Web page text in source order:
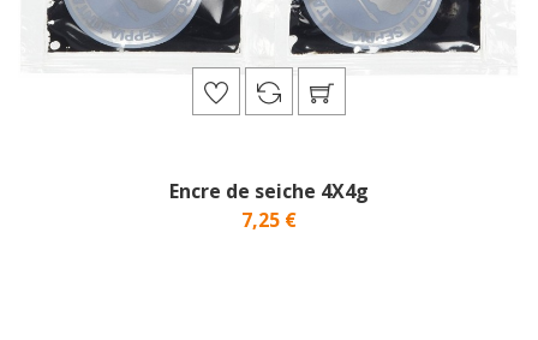
Encre de seiche 4X4g
7,25 €